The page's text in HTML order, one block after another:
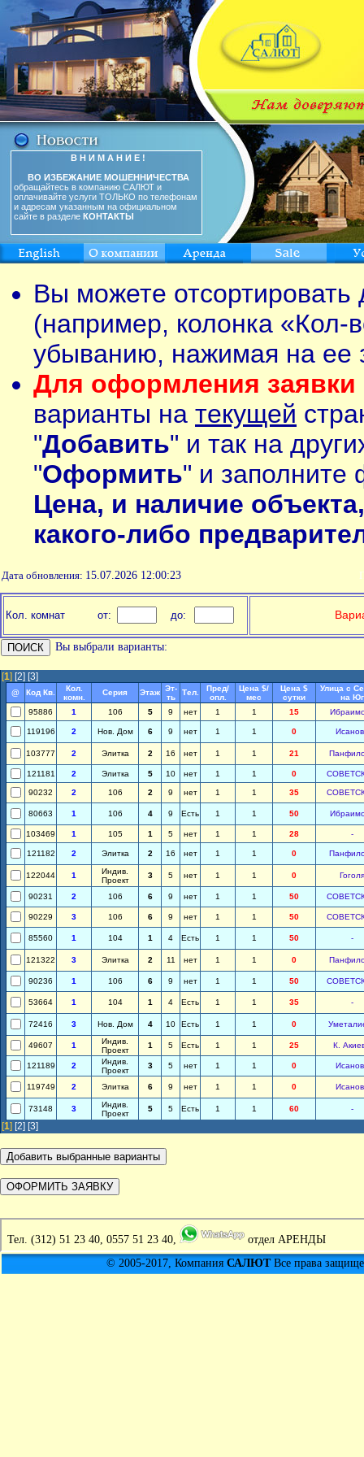
В Н И М А Н И Е !
ВО ИЗБЕЖАНИЕ МОШЕННИЧЕСТВА
обращайтесь в компанию САЛЮТ и
оплачивайте услуги ТОЛЬКО по телефонам
и адресам указанным на официальном
сайте в разделе КОНТАКТЫ
Вы можете
(например, колонка «Кол-
убыванию, нажимая на ее
Для оформления заявки
варианты на текущей
"Добавить" и так на
"Оформить" и заполните
Цена, и наличие
какого-либо
Дата обновления: 15.07.2026 12:00:23
Кол. комнат от: до:
Вы выбрали варианты:
[1] [2] [3]
@ Код Кв.
Кол.
комн.
Серия Этаж Эт-
ть
Тел.
Пред/
опл.
Цена $/
мес
Цена $
сутки
Улица с
на Юг
95886
1 106 5 9 нет 1 1 15
119196 2 Нов. Дом 6 9 нет 1 1 0
103777 2 Элитка 2 16 нет 1 1 21
121181 2 Элитка 5 10 нет 1 1 0
90232 2 106 2 9 нет 1 1 35
80663 1 106 4 9 Есть 1 1 50
103469 1 105 1 5 нет 1 1 28 -
121182 2 Элитка 2 16 нет 1 1 0
122044 1
Индив.
Проект
3 5 нет 1 1 0 Гоголя
90231 2 106 6 9 нет 1 1 50
90229 3 106 6 9 нет 1 1 50
85560 1 104 1 4 Есть 1 1 50 -
121322 3 Элитка 2 11 нет 1 1 0
90236 1 106 6 9 нет 1 1 50
53664 1 104 1 4 Есть 1 1 35 -
72416 3 Нов. Дом 4 10 Есть 1 1 0
49607 1
Индив.
Проект
1 5 Есть 1 1 25 К.
121189 2
Индив.
Проект
3 5 нет 1 1 0
119749 2 Элитка 6 9 нет 1 1 0
73148 3
Индив.
Проект
5 5 Есть 1 1 60 -
[1] [2] [3]
Тел. (312) 51 23 40, 0557 51 23 40,
отдел АРЕНДЫ
© 2005-2017, Компания САЛЮТВсе права